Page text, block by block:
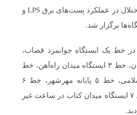
با سناریوی خرابی و اختلال در عملکرد پست‌های برق LPS و
برگزار شد.
در خط یک ایستگاه جوانمرد قصاب،
خط ۲ ایستگاه جانبازان، خط ۳ ایستگاه میدان راه‌آهن، خط
۴ ایستگاه انقلاب اسلامی، خط ۵ پایانه مهرشهر، خط ۶
ایستگاه شهران و خط ۷ ایستگاه میدان کتاب در ساعت غیر